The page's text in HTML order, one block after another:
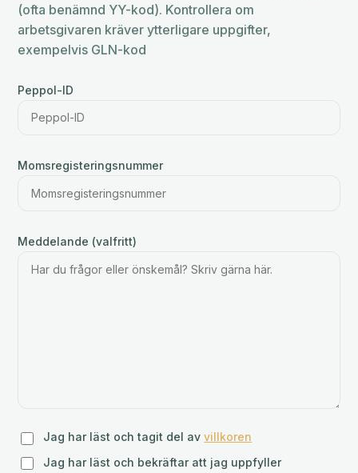
(ofta benämnd YY-kod). Kontrollera om
arbetsgivaren kräver ytterligare uppgifter,
exempelvis GLN-kod
Peppol-ID
Momsregisteringsnummer
Meddelande (valfritt)
Jag har läst och tagit del avvillkoren
Jag har läst och bekräftar att jag uppfyller